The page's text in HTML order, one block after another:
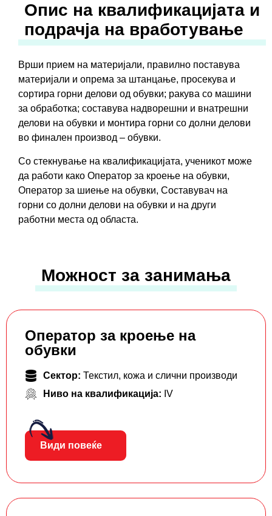
Oпис на квалификацијата и
подрачја на вработување
Врши прием на материјали, правилно поставува
материјали и опрема за штанцање, просекува и
сортира горни делови од обувки; ракува со машини
за обработка; составува надворешни и внатрешни
делови на обувки и монтира горни со долни делови
во финален производ – обувки.
Со стекнување на квалификацијата, ученикот може
да работи како Оператор за кроење на обувки,
Оператор за шиење на обувки, Составувач на
горни со долни делови на обувки и на други
работни места од областа.
Можност за занимања
Оператор за кроење на
обувки
Сектор: Текстил, кожа и слични производи
Ниво на квалификација: IV
Види повеќе